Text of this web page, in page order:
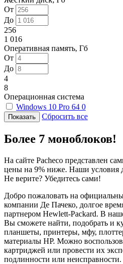
От
До
256
1 016
Оперативная память, Гб
От
До
4
8
Операционная система
Windows 10 Pro 64 0
Сбросить все
Более 7 моноблоков!
На сайте Pacheco представлен
цены на 9% ниже. Наши условия
Не верите? Убедитесь сами!
Добро пожаловать на
компании Де Пачеко, долгое
партнером Hewlett-Packard. В
Вы сможете найти, подобрать и
планшеты, принтеры, мфу,
материалы HP. Можно
картриджей или провести их
подлинности или неисправности.